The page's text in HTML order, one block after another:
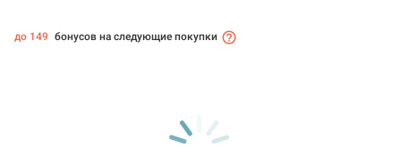
до 149 бонусов на следующие покупки